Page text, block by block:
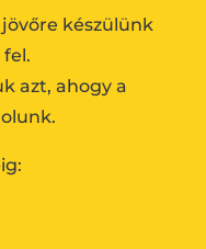
készülünk
azt, ahogy a